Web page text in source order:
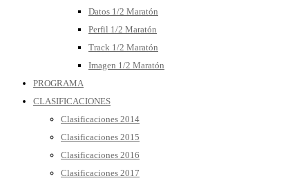
Datos 1/2 Maratón
Perfil 1/2 Maratón
Track 1/2 Maratón
Imagen 1/2 Maratón
PROGRAMA
CLASIFICACIONES
Clasificaciones 2014
Clasificaciones 2015
Clasificaciones 2016
Clasificaciones 2017